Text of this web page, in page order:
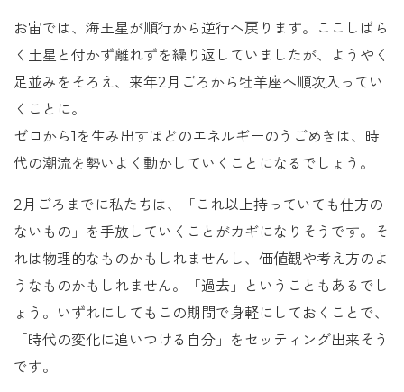
お宙では、海王星が順行から逆行へ戻ります。ここしばら
く土星と付かず離れずを繰り返していましたが、ようやく
足並みをそろえ、来年2月ごろから牡羊座へ順次入ってい
くことに。
ゼロから1を生み出すほどのエネルギーのうごめきは、時
代の潮流を勢いよく動かしていくことになるでしょう。
2月ごろまでに私たちは、「これ以上持っていても仕方の
ないもの」を手放していくことがカギになりそうです。そ
れは物理的なものかもしれませんし、価値観や考え方のよ
うなものかもしれません。「過去」ということもあるでし
ょう。いずれにしてもこの期間で身軽にしておくことで、
「時代の変化に追いつける自分」をセッティング出来そう
です。